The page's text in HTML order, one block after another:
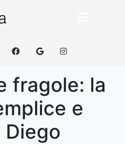
fragole: la
e
Diego